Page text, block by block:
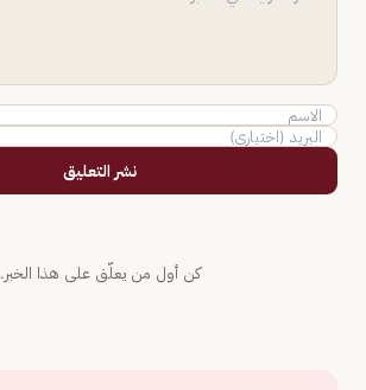
نشر التعليق
كن أول من يعلّق على هذا الخبر.